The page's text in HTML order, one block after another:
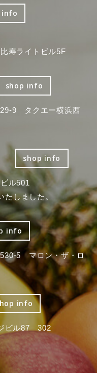
info
寿ライトビル5F
shop info
29-9 タクエー横浜西
shop info
ル501
しました。
info
530-5 マロン・ザ・ロ
info
ビル87 302